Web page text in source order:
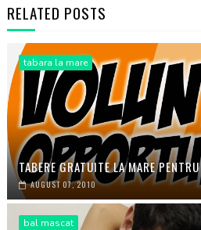
RELATED POSTS
tabara la mare
TABERE GRATUITE LA MARE
AUGUST 07, 2010
bal mascat